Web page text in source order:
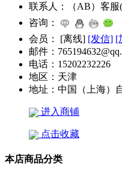
联系人：
（AB）客
咨询：
会员：
[离线] [发信] [
邮件：
电话： 15202232226
地区： 天津
地址： 中国（上海）
进入商铺
点击收藏
本店商品分类